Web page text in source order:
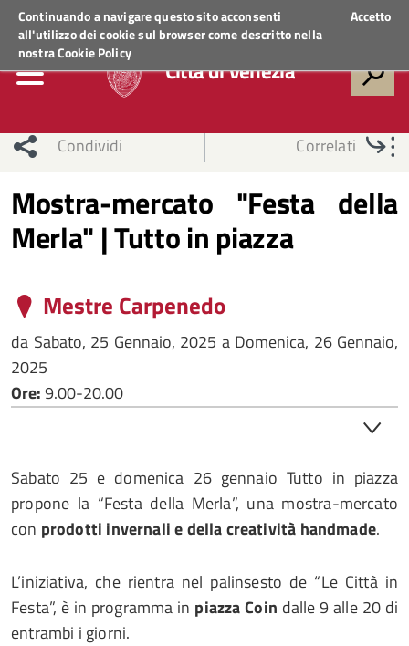
Continuando a navigare questo sito acconsenti
all'utilizzo dei cookie sul browser come descritto nella
nostraCookie Policy
Accetto
Regione VenetoACCEDI AI SERVIZI
Città di Venezia
Condividi Correlati
Mostra-mercato "Festa della
Merla" | Tutto in piazza
Mestre Carpenedo
da Sabato, 25 Gennaio, 2025 a Domenica, 26 Gennaio,
2025
Ore:9.00-20.00
Sabato 25 e domenica 26 gennaio Tutto in piazza
propone la “Festa della Merla”, una mostra-mercato
con prodotti invernali e della creatività handmade.
L’iniziativa, che rientra nel palinsesto de “Le Città in
Festa”, è in programma in piazza Coin dalle 9 alle 20 di
entrambi i giorni.